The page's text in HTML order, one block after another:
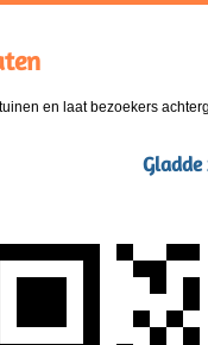
en laat bezoekers
Gladde